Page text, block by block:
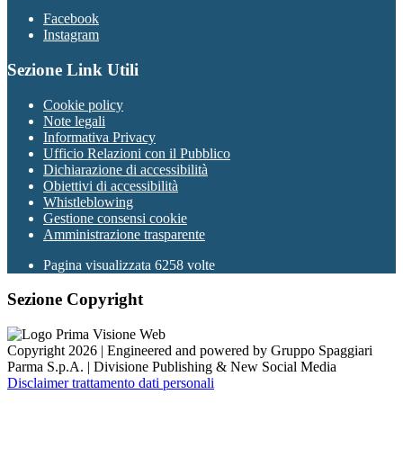
Facebook
Instagram
Sezione Link Utili
Cookie policy
Note legali
Informativa Privacy
Ufficio Relazioni con il Pubblico
Dichiarazione di accessibilità
Obiettivi di accessibilità
Whistleblowing
Gestione consensi cookie
Amministrazione trasparente
Pagina visualizzata 6258 volte
Sezione Copyright
Copyright 2026 | Engineered and powered by Gruppo Spaggiari
Parma S.p.A. | Divisione Publishing & New Social Media
Disclaimer trattamento dati personali